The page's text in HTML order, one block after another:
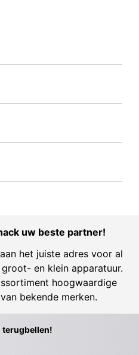
uw beste partner!
het juiste adres voor al
en klein apparatuur.
hoogwaardige
bekende merken.
terugbellen!